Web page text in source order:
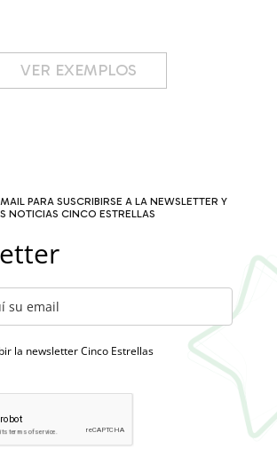
VER EXEMPLOS
PARA SUSCRIBIRSE A LA NEWSLETTER Y
NOTICIAS CINCO ESTRELLAS
la newsletter Cinco Estrellas